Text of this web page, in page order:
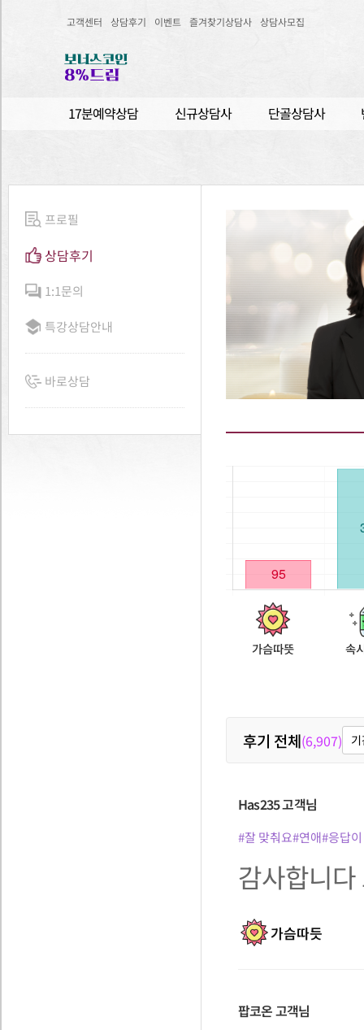
고객센터 상담후기 이벤트 즐겨찾기상담사 상담사모집
17분예약상담 신규상담사 단골상담사
프로필
상담후기
1:1문의
특강상담안내
바로상담
가슴따뜻 속
후기 전체(6,907)
Has235고객님
#잘 맞춰요#연애#응답
감사합니
가슴따듯
팝코온고객님